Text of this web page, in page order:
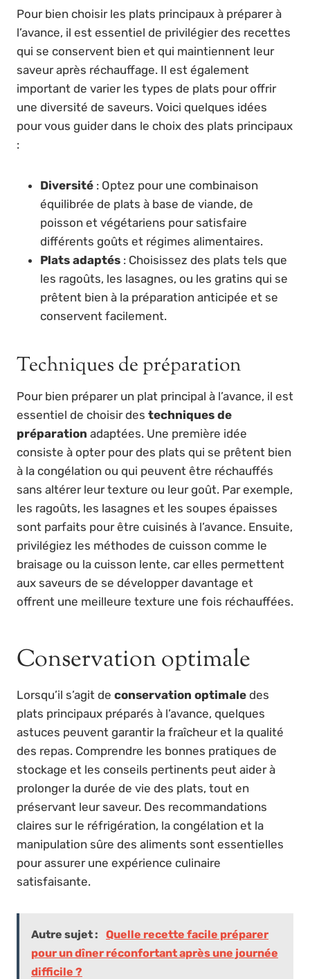
Pour bien choisir les plats principaux à préparer à
l’avance, il est essentiel de privilégier des recettes
qui se conservent bien et qui maintiennent leur
saveur après réchauffage. Il est également
important de varier les types de plats pour offrir
une diversité de saveurs. Voici quelques idées
pour vous guider dans le choix des plats principaux
:
Diversité : Optez pour une combinaison
équilibrée de plats à base de viande, de
poisson et végétariens pour satisfaire
différents goûts et régimes alimentaires.
Plats adaptés : Choisissez des plats tels que
les ragoûts, les lasagnes, ou les gratins qui se
prêtent bien à la préparation anticipée et se
conservent facilement.
Techniques de préparation
Pour bien préparer un plat principal à l’avance, il est
essentiel de choisir des techniques de
préparation adaptées. Une première idée
consiste à opter pour des plats qui se prêtent bien
à la congélation ou qui peuvent être réchauffés
sans altérer leur texture ou leur goût. Par exemple,
les ragoûts, les lasagnes et les soupes épaisses
sont parfaits pour être cuisinés à l’avance. Ensuite,
privilégiez les méthodes de cuisson comme le
braisage ou la cuisson lente, car elles permettent
aux saveurs de se développer davantage et
offrent une meilleure texture une fois réchauffées.
Conservation optimale
Lorsqu’il s’agit de conservation optimale des
plats principaux préparés à l’avance, quelques
astuces peuvent garantir la fraîcheur et la qualité
des repas. Comprendre les bonnes pratiques de
stockage et les conseils pertinents peut aider à
prolonger la durée de vie des plats, tout en
préservant leur saveur. Des recommandations
claires sur le réfrigération, la congélation et la
manipulation sûre des aliments sont essentielles
pour assurer une expérience culinaire
satisfaisante.
Autre sujet :
Quelle recette facile préparer
pour un dîner réconfortant après une journée
difficile ?